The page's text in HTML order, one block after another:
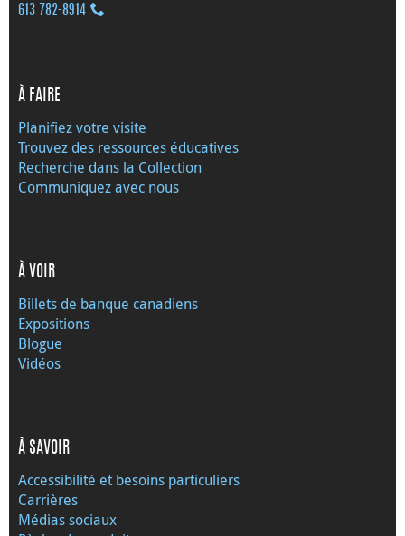
613 782‑8914
À FAIRE
Planifiez votre visite
Trouvez des ressources éducatives
Recherche dans la Collection
Communiquez avec nous
À VOIR
Billets de banque canadiens
Expositions
Blogue
Vidéos
À SAVOIR
Accessibilité et besoins particuliers
Carrières
Médias sociaux